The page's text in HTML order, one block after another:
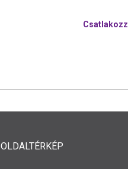
Csatlakozz
OLDALTÉRKÉP